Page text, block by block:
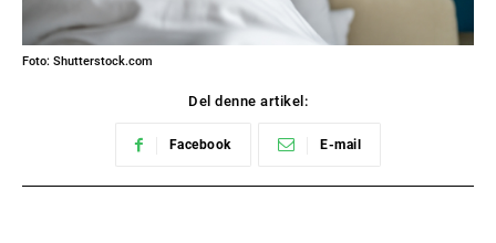
Foto: Shutterstock.com
Del denne artikel:
Facebook E-mail